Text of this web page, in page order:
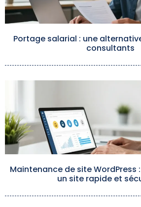
Portage salarial : une
consultants
Maintenance de site
un site rapide et